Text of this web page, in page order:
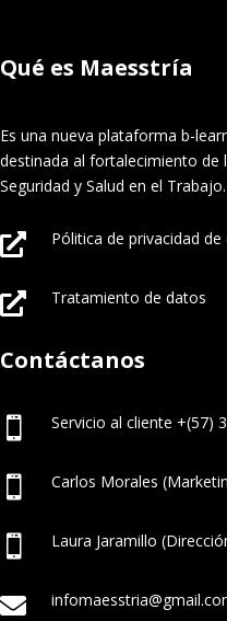
Qué es Maesstría
Es una nueva plataforma b-
destinada al fortalecimiento de
Seguridad y Salud en el Trabajo.
 Pólitica de privacidad de
 Tratamiento de datos
Contáctanos
 Servicio al cliente +(57)
 Carlos Morales
 Laura Jaramillo
